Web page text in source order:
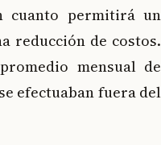
cuanto permitirá un
reducción de costos.
mensual de
efectuaban fuera del